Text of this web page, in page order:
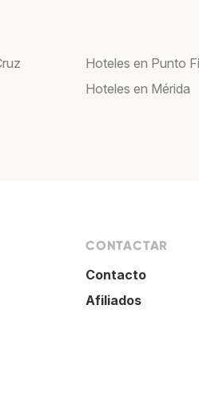
Hoteles en Punto
Hoteles en Mérida
CONTACTAR
Contacto
Afiliados